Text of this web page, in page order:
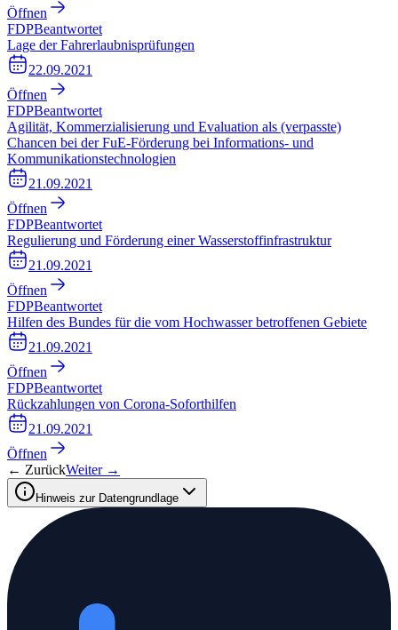
Öffnen
FDPBeantwortet
Lage der Fahrerlaubnisprüfungen
22.09.2021
Öffnen
FDPBeantwortet
Agilität, Kommerzialisierung und Evaluation als (verpasste)
Chancen bei der FuE-Förderung bei Informations- und
Kommunikationstechnologien
21.09.2021
Öffnen
FDPBeantwortet
Regulierung und Förderung einer Wasserstoffinfrastruktur
21.09.2021
Öffnen
FDPBeantwortet
Hilfen des Bundes für die vom Hochwasser betroffenen Gebiete
21.09.2021
Öffnen
FDPBeantwortet
Rückzahlungen von Corona-Soforthilfen
21.09.2021
Öffnen
← ZurückWeiter →
Hinweis zur Datengrundlage